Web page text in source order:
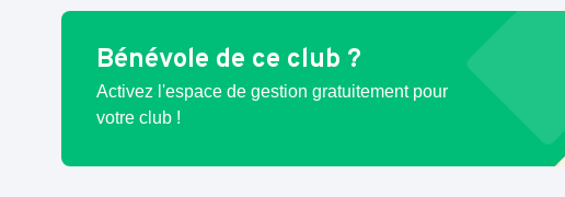
Bénévole de ce club ?
Activez l'espace de gestion gratuitement pour
votre club !